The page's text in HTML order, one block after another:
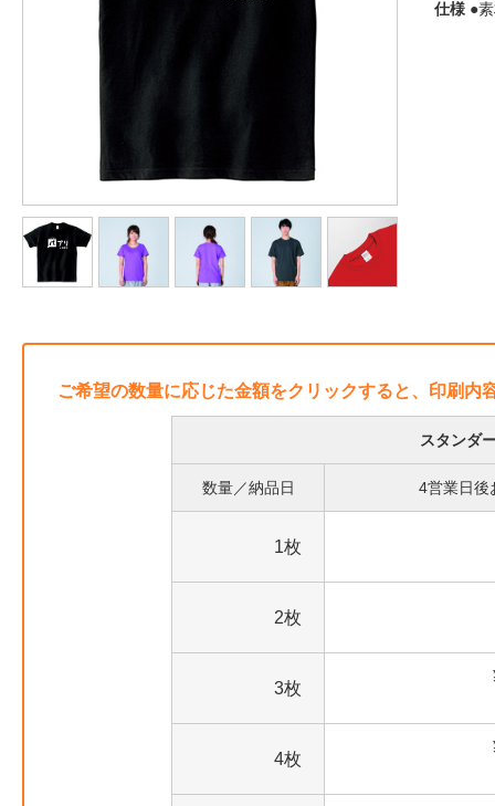
仕様 ●
ご希望の数量に応じた金額をクリックすると、印刷内
スタンダ
数量／納品日 4営業日後
1枚
2枚
3枚
4枚